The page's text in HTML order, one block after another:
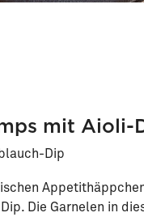
mit Aioli-
Dip
Die Garnelen in